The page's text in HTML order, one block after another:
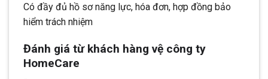
Có đầy đủ hồ sơ năng lực, hóa đơn, hợp đồng bảo
hiểm trách nhiệm
Đánh giá từ khách hàng vệ công ty
HomeCare